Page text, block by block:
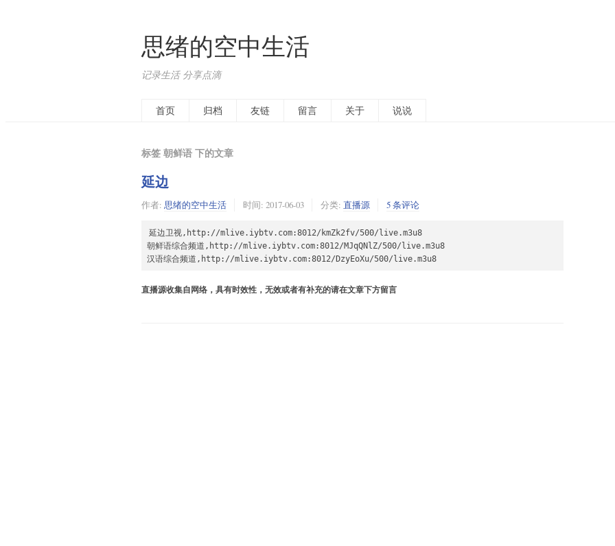
思绪的空中生活
记录生活 分享点滴
首页 归档 友链 留言 关于 说说
标签 朝鲜语 下的文章
延边
作者: 思绪的空中生活 时间: 2017-06-03 分类: 直播源 5 条评论
延边卫视,http://mlive.iybtv.com:8012/kmZk2fv/500/live.m3u8
朝鲜语综合频道,http://mlive.iybtv.com:8012/MJqQNlZ/500/live.m3u8
汉语综合频道,http://mlive.iybtv.com:8012/DzyEoXu/500/live.m3u8
直播源收集自网络，具有时效性，无效或者有补充的请在文章下方留言